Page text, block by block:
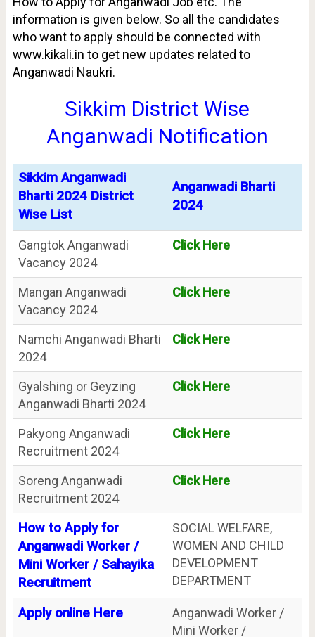
information is given below. So all the candidates
who want to apply should be connected with
www.kikali.in to get new updates related to
Anganwadi Naukri.
Sikkim District Wise
Anganwadi Notification
Sikkim Anganwadi
Bharti 2024 District
Wise List
Anganwadi Bharti
2024
Gangtok Anganwadi
Vacancy 2024
Click Here
Mangan Anganwadi
Vacancy 2024
Click Here
Namchi Anganwadi Bharti
2024
Click Here
Gyalshing or Geyzing
Anganwadi Bharti 2024
Click Here
Pakyong Anganwadi
Recruitment 2024
Click Here
Soreng Anganwadi
Recruitment 2024
Click Here
How to Apply for
Anganwadi Worker /
Mini Worker / Sahayika
Recruitment
SOCIAL WELFARE,
WOMEN AND CHILD
DEVELOPMENT
DEPARTMENT
Apply online Here
Anganwadi Worker /
Mini Worker /